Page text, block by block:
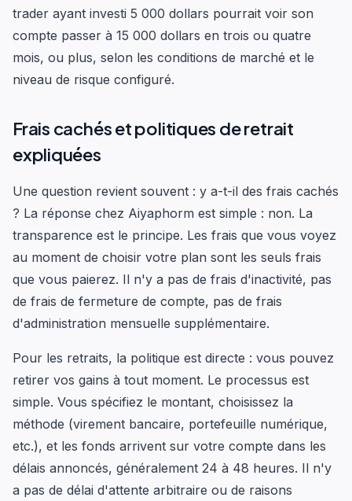
trader ayant investi 5 000 dollars pourrait voir son
compte passer à 15 000 dollars en trois ou quatre
mois, ou plus, selon les conditions de marché et le
niveau de risque configuré.
Frais cachés et politiques de retrait
expliquées
Une question revient souvent : y a-t-il des frais cachés
? La réponse chez Aiyaphorm est simple : non. La
transparence est le principe. Les frais que vous voyez
au moment de choisir votre plan sont les seuls frais
que vous paierez. Il n'y a pas de frais d'inactivité, pas
de frais de fermeture de compte, pas de frais
d'administration mensuelle supplémentaire.
Pour les retraits, la politique est directe : vous pouvez
retirer vos gains à tout moment. Le processus est
simple. Vous spécifiez le montant, choisissez la
méthode (virement bancaire, portefeuille numérique,
etc.), et les fonds arrivent sur votre compte dans les
délais annoncés, généralement 24 à 48 heures. Il n'y
a pas de délai d'attente arbitraire ou de raisons